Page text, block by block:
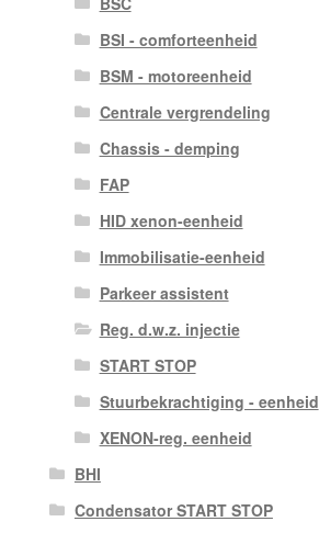
BSI - comforteenheid
BSM - motoreenheid
Centrale vergrendeling
Chassis - demping
FAP
HID xenon-eenheid
Immobilisatie-eenheid
Parkeer assistent
Reg. d.w.z. injectie
START STOP
Stuurbekrachtiging - eenheid
XENON-reg. eenheid
BHI
Condensator START STOP